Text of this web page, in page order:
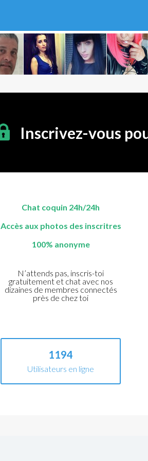
Inscrivez-vous
Chat coquin 24h/24h
Accès aux photos des inscritres
100% anonyme
N’attends pas, inscris-toi
gratuitement et chat avec nos
dizaines de membres connectés
près de chez toi
1194
Utilisateurs en ligne